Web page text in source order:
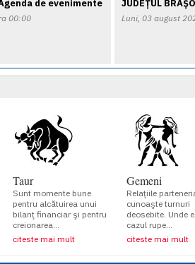
de evenimente
00:00
JUDEȚUL
Luni, 03 august
Taur
Sunt momente bune
pentru alcătuirea unui
bilanţ financiar şi pentru
creionarea...
citeste mai mult
Gemeni
Relaţiile
cunoaşte turnuri
deosebite. Unde
cazul rupe...
citeste mai mult